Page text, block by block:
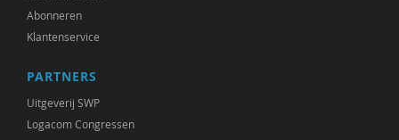
Abonneren
Klantenservice
PARTNERS
Uitgeverij SWP
Logacom Congressen